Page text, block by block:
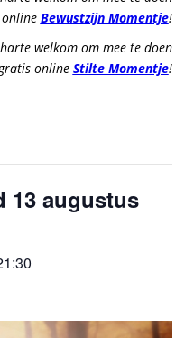
Bewustzijn Momentje!
welkom om mee te doen
online Stilte Momentje!
13 augustus